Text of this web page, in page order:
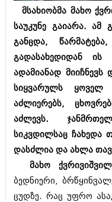
კულინარია
ავტორჩევები
ბელადები
ბიზნესსიახლეები
გვარები
თემიდას სასწორი
იუმორი
კალეიდოსკოპი
ჰოროსკოპი და
ბიზნესსიახლეები
გვარები
თემიდას სასწორი
იუმორი
კალეიდოსკოპი
ჰოროსკოპი და
კრიმინალი
რომანი და
სახალისო ამბები
მსახიობმა მახო
საუკუნე გაიარა. ამ
განცდა,
გადასახედიდან
ადამიანად
სიყვარულს ყოველ
აძლიერებს,
აძლევს.
სიკვდილსაც ჩახედა
დასძლია და ახლა
მახო
ბედნიერი,
ცუდზე. რაც უფრო